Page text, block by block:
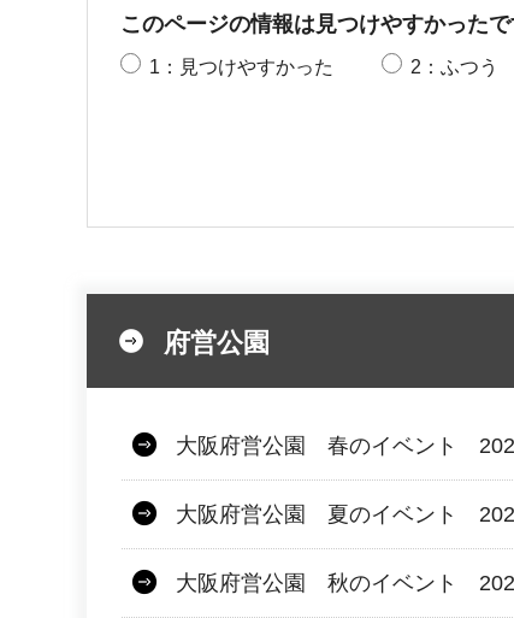
このページの情報は見つけやすかったで
1：見つけやすかった 2：ふつう
府営公園
大阪府営公園 春のイベント
大阪府営公園 夏のイベント
大阪府営公園 秋のイベント